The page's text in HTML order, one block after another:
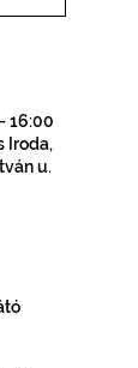
16:00
Iroda,
u.